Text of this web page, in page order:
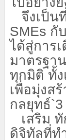
จึงเป็
SMEs กั
ได้สู่การ
มาตรฐาน
ทุกมิติ ทั้
เพื่อมุ่งส
กลยุทธ์`3
เสริม
ดิจิทัลที่ท